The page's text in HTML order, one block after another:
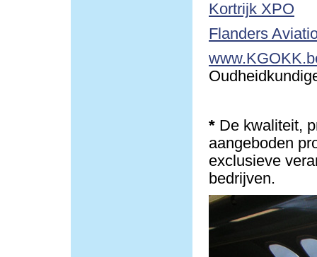
Kortrijk XPO
Flanders
* De kwaliteit,
aangeboden
exclusieve
bedrijven.